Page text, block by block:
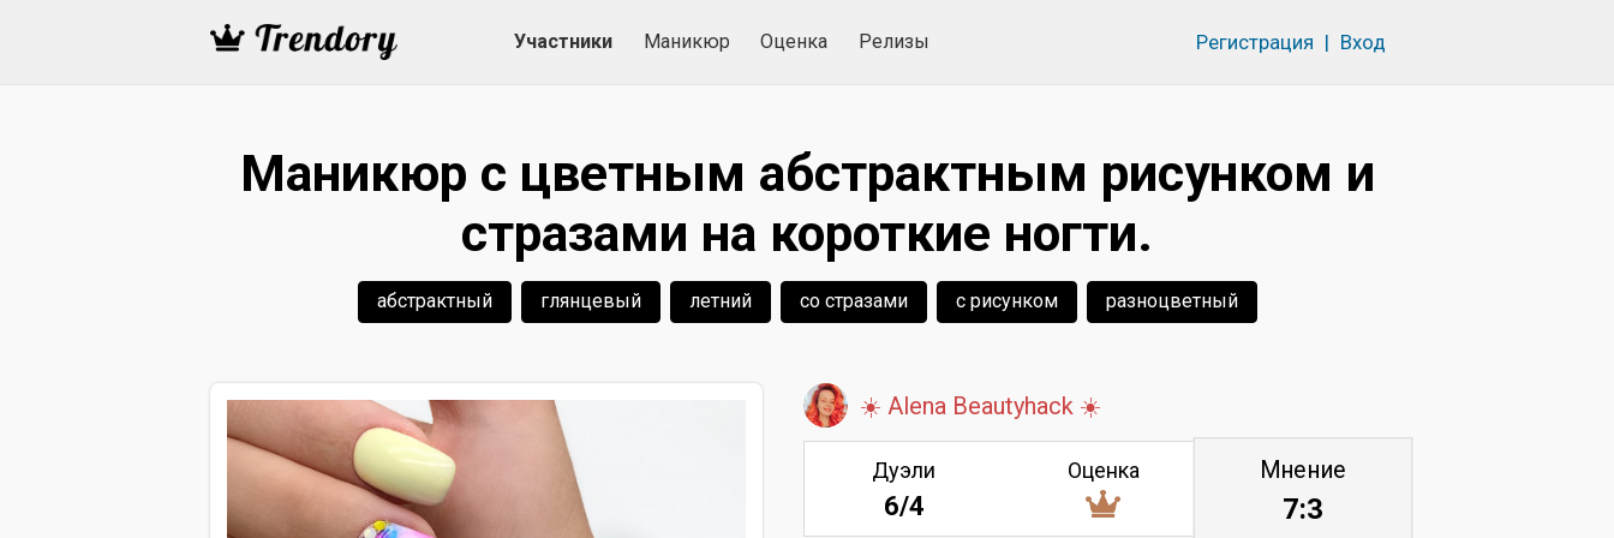
Участники Маникюр Оценка Релизы Регистрация | Вход
Маникюр с цветным абстрактным рисунком и
стразами на короткие ногти.
абстрактный глянцевый летний со стразами с рисунком разноцветный
☀️ Alena Beautyhack ☀️
Дуэли
6/4
Оценка Мнение
7:3